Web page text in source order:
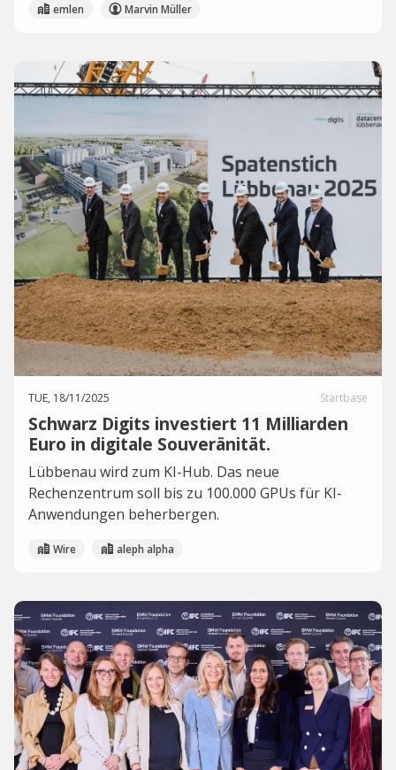
emlen
Marvin Müller
TUE, 18/11/2025 Startbase
Schwarz Digits investiert 11 Milliarden
Euro in digitale Souveränität.
Lübbenau wird zum KI-Hub. Das neue
Rechenzentrum soll bis zu 100.000 GPUs für KI-
Anwendungen beherbergen.
Wire aleph alpha